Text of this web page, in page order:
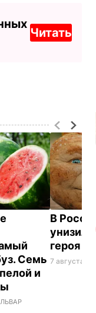
Читать
Семь
и
В
героя
7 августа,